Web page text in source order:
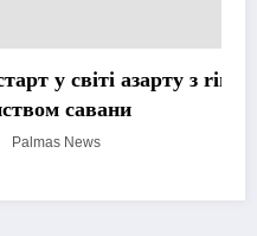
азарту з rino casino